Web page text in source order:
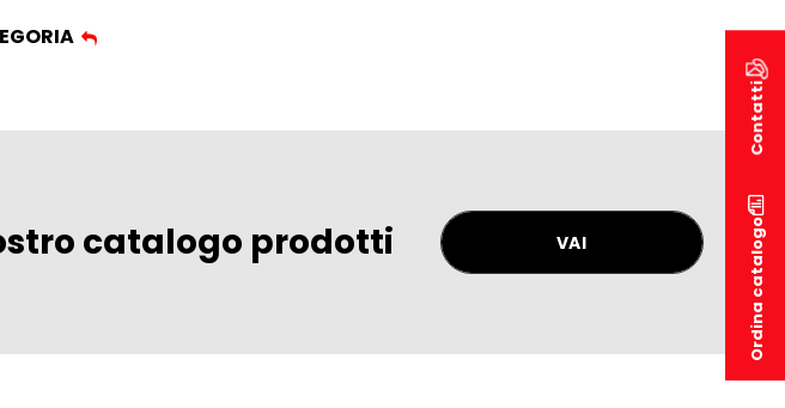
distingue per il
Ordina catalogo
Contatti
catalogo prodotti VAI